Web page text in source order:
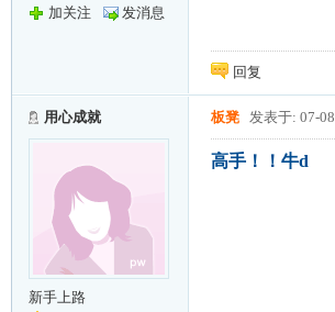
加关注 发消息
回复
用心成就
新手上路
板凳 发表于: 07-08
高手！！牛d